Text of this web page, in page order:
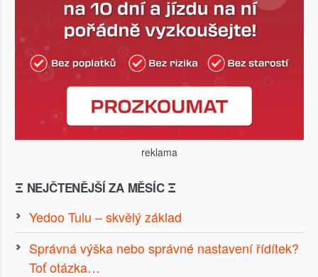
reklama
Ξ NEJČTENĚJŠÍ ZA MĚSÍC Ξ
Yedoo Tulu – skvělý základ
Správná výška nebo správné nastavení řídítek?
Toť otázka…